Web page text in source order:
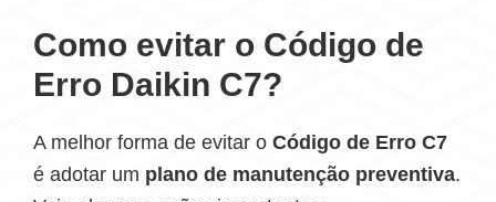
Como evitar o Código de
Erro Daikin C7?
A melhor forma de evitar o Código de Erro C7
é adotar um plano de manutenção preventiva.